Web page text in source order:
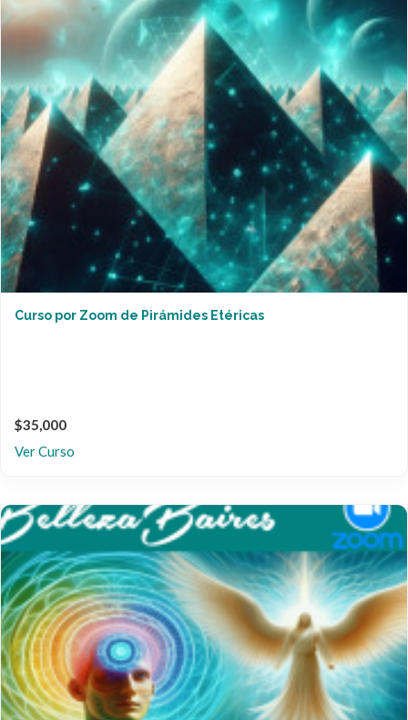
Curso por Zoom de Pirámides Etéricas
$35,000
Ver Curso